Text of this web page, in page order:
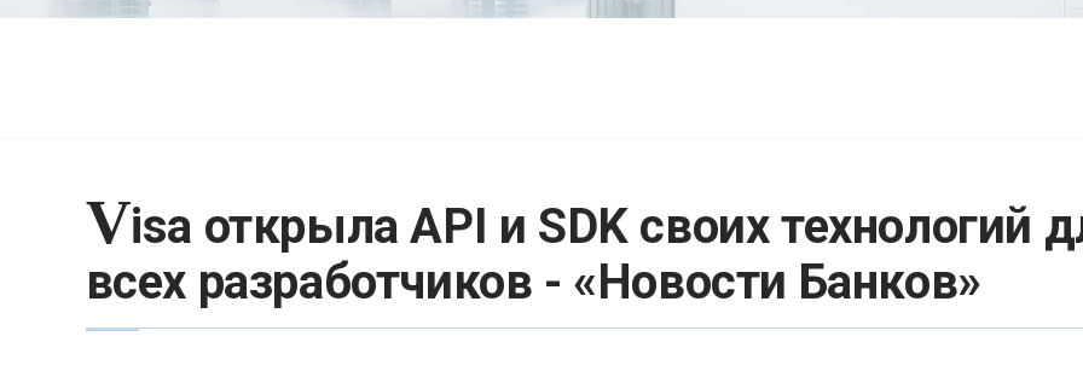
Visa открыла API и SDK своих технологий
всех разработчиков - «Новости Банков»